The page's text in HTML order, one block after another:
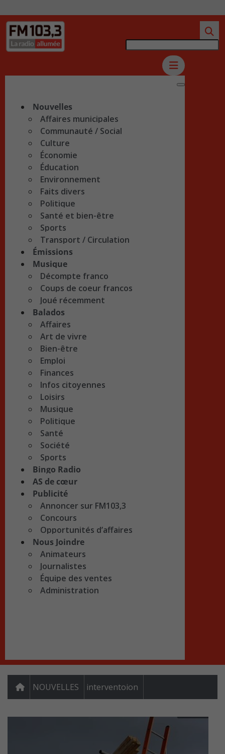
Nouvelles
Affaires municipales
Communauté / Social
Culture
Économie
Éducation
Environnement
Faits divers
Politique
Santé et bien-être
Sports
Transport / Circulation
Émissions
Musique
Décompte franco
Coups de coeur francos
Joué récemment
Balados
Affaires
Art de vivre
Bien-être
Emploi
Finances
Infos citoyennes
Loisirs
Musique
Politique
Santé
Société
Sports
Bingo Radio
AS de cœur
Publicité
Annoncer sur FM103,3
Concours
Opportunités d’affaires
Nous Joindre
Animateurs
Journalistes
Équipe des ventes
Administration
NOUVELLES interventoion